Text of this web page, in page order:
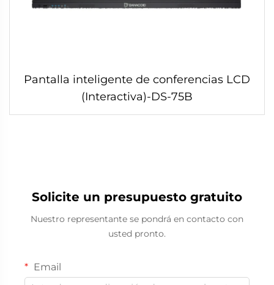
Pantalla inteligente de conferencias LCD
(Interactiva)-DS-75B
Solicite un presupuesto gratuito
Nuestro representante se pondrá en contacto con
usted pronto.
Email